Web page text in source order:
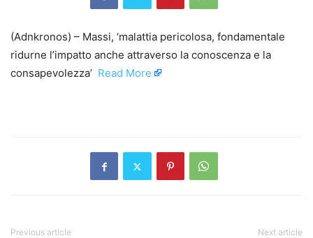
(Adnkronos) – Massi, ‘malattia pericolosa, fondamentale
ridurne l’impatto anche attraverso la conoscenza e la
consapevolezza’ ​ Read More
Previous article Next article